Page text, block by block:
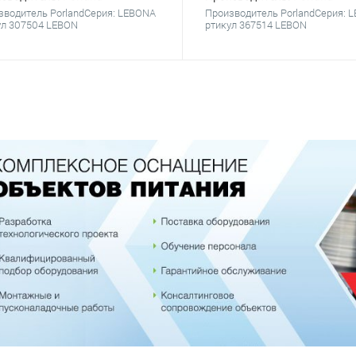
PorlandСерия: LEBONА
307504 LEBON
Производитель PorlandСерия:
ртикул 367514 LEBON